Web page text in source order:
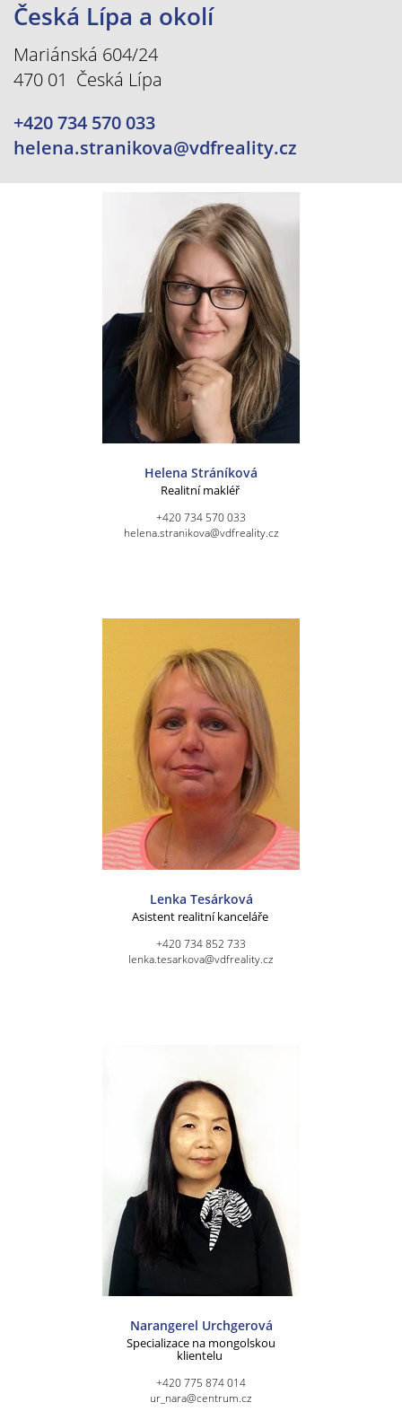
Česká Lípa a okolí
Mariánská 604/24
470 01 Česká Lípa
+420 734 570 033
helena.stranikova@vdfreality.cz
Helena Stráníková
Realitní makléř
+420 734 570 033
helena.stranikova@vdfreality.cz
Lenka Tesárková
Asistent realitní kanceláře
+420 734 852 733
lenka.tesarkova@vdfreality.cz
Narangerel Urchgerová
Specializace na mongolskou
klientelu
+420 775 874 014
ur_nara@centrum.cz